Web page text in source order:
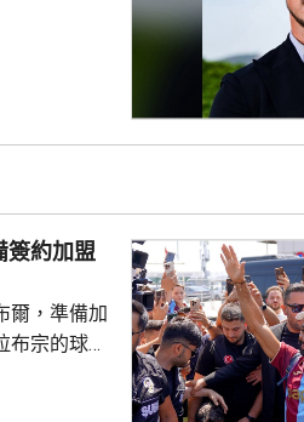
超歷來第
爾，準備加
布宗的球